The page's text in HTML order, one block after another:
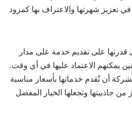
تعزيز شهرتها والاعتراف بها كمزود
قدرتها على تقديم خدمة على مدار
يمكنهم الاعتماد عليها في أي وقت.
أن تُقدم خدماتها بأسعار مناسبة
جاذبيتها وتجعلها الخيار المفضل